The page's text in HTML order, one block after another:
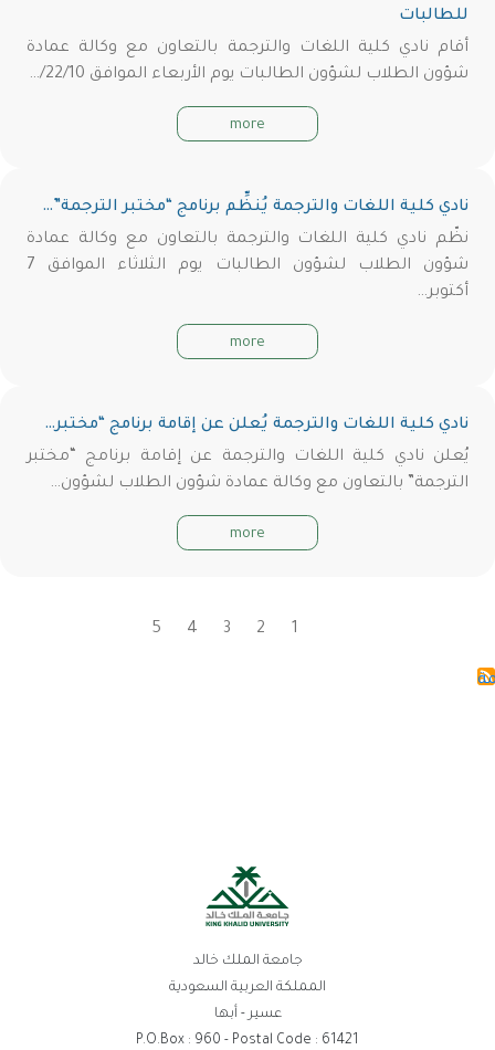
للطالبات
أقام نادي كلية اللغات والترجمة بالتعاون مع وكالة عمادة
شؤون الطلاب لشؤون الطالبات يوم الأربعاء الموافق 22/10/…
more
نادي كلية اللغات والترجمة يُنظِّم برنامج “مختبر الترجمة”…
نظّم نادي كلية اللغات والترجمة بالتعاون مع وكالة عمادة
شؤون الطلاب لشؤون الطالبات يوم الثلاثاء الموافق 7
أكتوبر…
more
نادي كلية اللغات والترجمة يُعلن عن إقامة برنامج “مختبر…
يُعلن نادي كلية اللغات والترجمة عن إقامة برنامج “مختبر
الترجمة” بالتعاون مع وكالة عمادة شؤون الطلاب لشؤون…
more
Current1 الصفحة
2 الصفحة
3 الصفحة
4 الصفحة
5
جامعة الملك خالد
المملكة العربية السعودية
عسير - أبها
P.O.Box : 960 - Postal Code : 61421